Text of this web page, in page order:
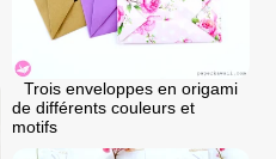
Trois enveloppes en origami
de différents couleurs et
motifs